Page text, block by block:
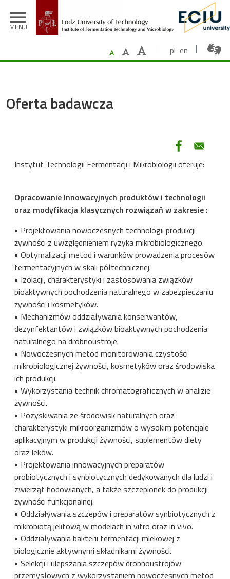
menu
MENU
pl en
Oferta badawcza
Instytut Technologii Fermentacji i Mikrobiologii oferuje:
Opracowanie Innowacyjnych produktów i technologii
oraz modyfikacja klasycznych rozwiązań w zakresie :
• Projektowania nowoczesnych technologii produkcji
żywności z uwzględnieniem ryzyka mikrobiologicznego.
• Optymalizacji metod i warunków prowadzenia procesów
fermentacyjnych w skali półtechnicznej.
• Izolacji, charakterystyki i zastosowania związków
bioaktywnych pochodzenia naturalnego w zabezpieczaniu
żywności i kosmetyków.
• Mechanizmów oddziaływania konserwantów,
dezynfektantów i związków bioaktywnych pochodzenia
naturalnego na drobnoustroje.
• Nowoczesnych metod monitorowania czystości
mikrobiologicznej żywności, kosmetyków oraz środowiska
ich produkcji.
• Wykorzystania technik chromatograficznych w analizie
żywności.
• Pozyskiwania ze środowisk naturalnych oraz
charakterystyki mikroorganizmów o wysokim potencjale
aplikacyjnym w produkcji żywności, suplementów diety
oraz leków.
• Projektowania innowacyjnych preparatów
probiotycznych i synbiotycznych dedykowanych dla ludzi i
zwierząt hodowlanych, a także szczepionek do produkcji
żywności funkcjonalnej.
• Oddziaływania szczepów i preparatów synbiotycznych z
mikrobiotą jelitową w modelach in vitro oraz in vivo.
• Oddziaływania bakterii fermentacji mlekowej z
biologicznie aktywnymi składnikami żywności.
• Selekcji i ulepszania szczepów drobnoustrojów
przemysłowych z wykorzystaniem nowoczesnych metod